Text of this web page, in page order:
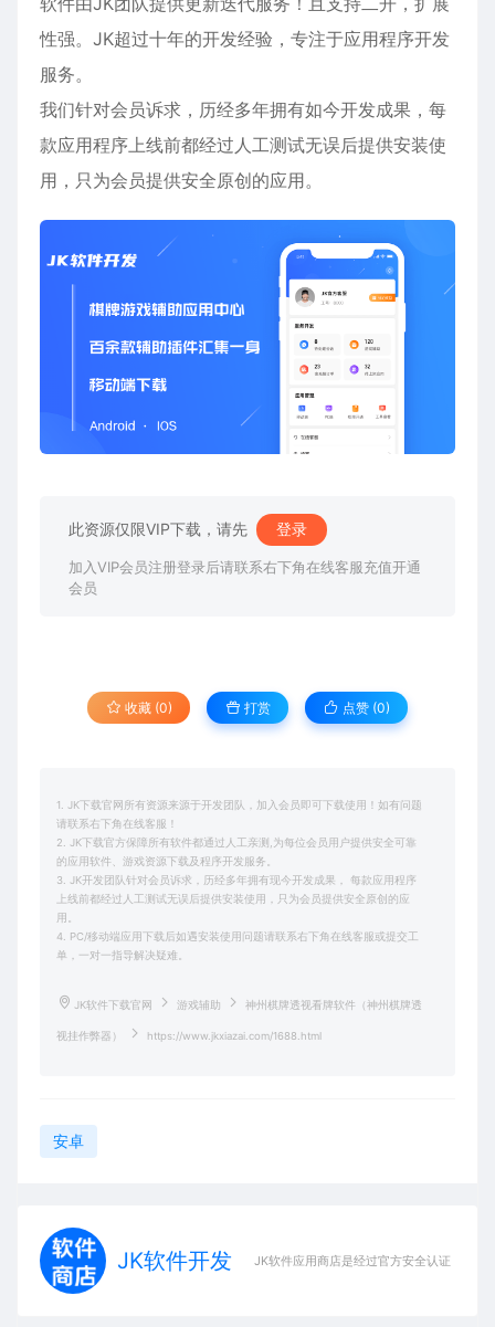
性强。JK超过十年的开发经验，专注于应用程序开发
服务。
我们针对会员诉求，历经多年拥有如今开发成果，每
款应用程序上线前都经过人工测试无误后提供安装使
用，只为会员提供安全原创的应用。
此资源仅限VIP下载，请先 登录
加入VIP会员注册登录后请联系右下角在线客服充值开通
会员
收藏 (0) 打赏 点赞 (0)
1. JK下载官网所有资源来源于开发团队，加入会员即可下载使用！如有问题
请联系右下角在线客服！
2. JK下载官方保障所有软件都通过人工亲测,为每位会员用户提供安全可靠
的应用软件、游戏资源下载及程序开发服务。
3. JK开发团队针对会员诉求，历经多年拥有现今开发成果， 每款应用程序
上线前都经过人工测试无误后提供安装使用，只为会员提供安全原创的应
用。
4. PC/移动端应用下载后如遇安装使用问题请联系右下角在线客服或提交工
单，一对一指导解决疑难。
JK软件下载官网 游戏辅助 神州棋牌透视看牌软件（神州棋牌透
视挂作弊器） https://www.jkxiazai.com/1688.html
安卓
JK软件开发 JK软件应用商店是经过官方安全认证，保障